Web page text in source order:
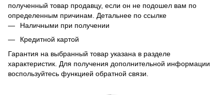
полученный товар продавцу, если он не подошел вам по
определенным причинам. Детальнее по ссылке
Наличными при получении
Кредитной картой
Гарантия на выбранный товар указана в разделе
характеристик. Для получения дополнительной информации
воспользуйтесь функцией обратной связи.